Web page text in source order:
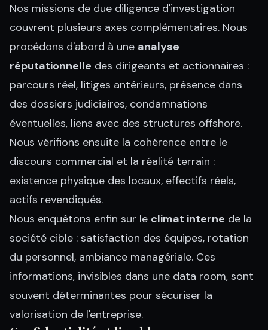
Nos missions de due diligence d'investigation
couvrent plusieurs axes complémentaires. Nous
procédons d'abord à une analyse
réputationnelle des dirigeants et actionnaires :
parcours réel, litiges antérieurs, présence dans
des dossiers judiciaires, condamnations
éventuelles, liens avec des structures offshore.
Nous vérifions ensuite la cohérence entre le
discours commercial et la réalité terrain :
existence physique des locaux, effectifs réels,
actifs revendiqués.
Nous enquêtons enfin sur le climat interne de la
société cible : satisfaction des équipes, rotation
du personnel, ambiance managériale. Ces
informations, invisibles dans une data room, sont
souvent déterminantes pour sécuriser la
valorisation de l'entreprise.